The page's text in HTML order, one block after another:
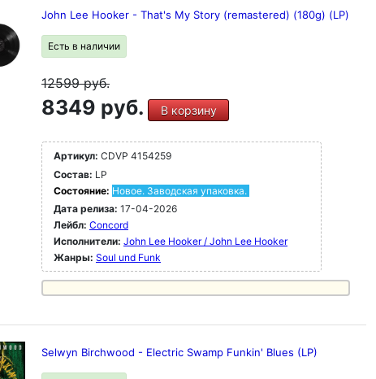
John Lee Hooker - That's My Story (remastered) (180g) (LP)
Есть в наличии
12599руб.
8349 руб. В корзину
Артикул: CDVP 4154259
Состав: LP
Состояние: Новое. Заводская упаковка.
Дата релиза: 17-04-2026
Лейбл: Concord
Исполнители: John Lee Hooker / John Lee Hooker
Жанры: Soul und Funk
Selwyn Birchwood - Electric Swamp Funkin' Blues (LP)